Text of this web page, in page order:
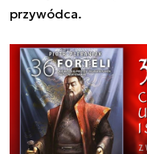
przywódca.